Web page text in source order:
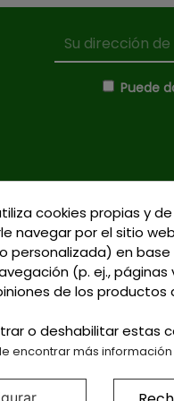
Puede
Donde Estamos
Formas de Pago
Política de Privacidad
Política de Cookies
Gastos de Envío
cookies propias y
navegar por el sitio
personalizada) en
(p. ej.,
de los productos
o deshabilitar estas
encontrar más